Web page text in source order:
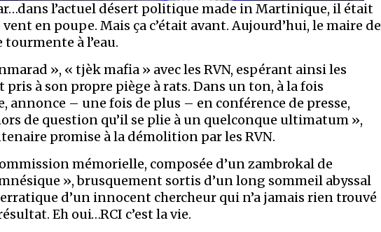
l’actuel désert politique made in Martinique, il était
en poupe. Mais ça c’était avant. Aujourd’hui, le maire de
à l’eau.
», « tjèk mafia » avec les RVN, espérant ainsi les
pris à son propre piège à rats. Dans un ton, à la fois
annonce – une fois de plus – en conférence de presse,
de question qu’il se plie à un quelconque ultimatum »,
promise à la démolition par les RVN.
mémorielle, composée d’un zambrokal de
», brusquement sortis d’un long sommeil abyssal
d’un innocent chercheur qui n’a jamais rien trouvé
Eh oui…RCI c’est la vie.